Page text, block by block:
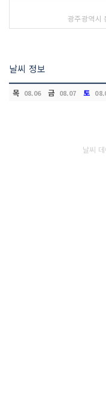
광주광역시
날씨 정보
목 08.06 금 08.07 토
날씨